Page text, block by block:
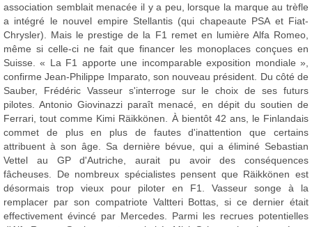
association semblait menacée il y a peu, lorsque la marque au trèfle
a intégré le nouvel empire Stellantis (qui chapeaute PSA et Fiat-
Chrysler). Mais le prestige de la F1 remet en lumière Alfa Romeo,
même si celle-ci ne fait que financer les monoplaces conçues en
Suisse. « La F1 apporte une incomparable exposition mondiale »,
confirme Jean-Philippe Imparato, son nouveau président. Du côté de
Sauber, Frédéric Vasseur s'interroge sur le choix de ses futurs
pilotes. Antonio Giovinazzi paraît menacé, en dépit du soutien de
Ferrari, tout comme Kimi Räikkönen. À bientôt 42 ans, le Finlandais
commet de plus en plus de fautes d'inattention que certains
attribuent à son âge. Sa dernière bévue, qui a éliminé Sebastian
Vettel au GP d'Autriche, aurait pu avoir des conséquences
fâcheuses. De nombreux spécialistes pensent que Räikkönen est
désormais trop vieux pour piloter en F1. Vasseur songe à la
remplacer par son compatriote Valtteri Bottas, si ce dernier était
effectivement évincé par Mercedes. Parmi les recrues potentielles